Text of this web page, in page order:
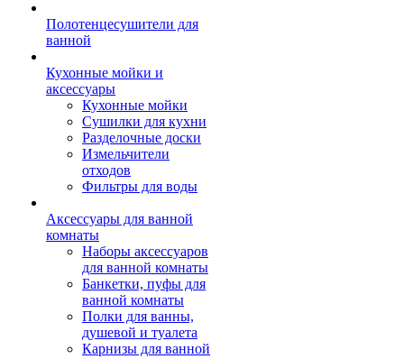
Полотенцесушители для
ванной
Кухонные мойки и
аксессуары
Кухонные мойки
Сушилки для кухни
Разделочные доски
Измельчители
отходов
Фильтры для воды
Аксессуары для ванной
комнаты
Наборы аксессуаров
для ванной комнаты
Банкетки, пуфы для
ванной комнаты
Полки для ванны,
душевой и туалета
Карнизы для ванной